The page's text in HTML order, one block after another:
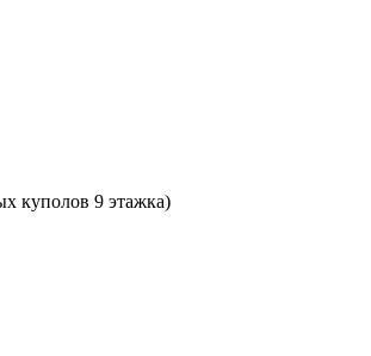
куполов 9 этажка)